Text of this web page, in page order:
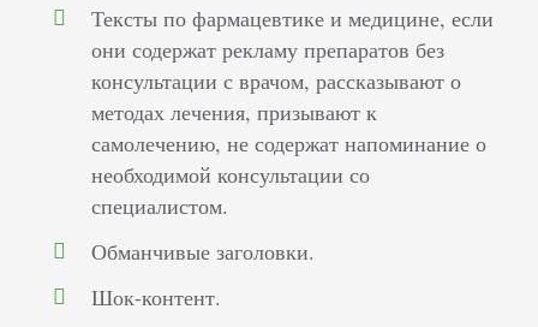
Тексты по фармацевтике и медицине, если
они содержат рекламу препаратов без
консультации с врачом, рассказывают о
методах лечения, призывают к
самолечению, не содержат напоминание о
необходимой консультации со
специалистом.
Обманчивые заголовки.
Шок-контент.